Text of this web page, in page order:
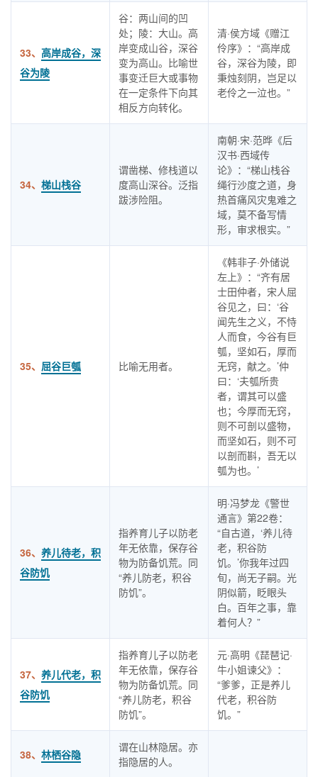
33、 高岸成谷，深
谷为陵
谷：两山间的凹
处；陵：大山。高
岸变成山谷，深谷
变为高山。比喻世
事变迁巨大或事物
在一定条件下向其
相反方向转化。
清·侯方域《赠江
伶序》：“高岸成
谷，深谷为陵，即
秉烛刻阴，岂足以
老伶之一泣也。”
34、 梯山栈谷
谓凿梯、修栈道以
度高山深谷。泛指
跋涉险阻。
南朝·宋·范晔《后
汉书·西域传
论》：“梯山栈谷
绳行沙度之道，身
热首痛风灾鬼难之
域，莫不备写情
形，审求根实。”
35、 屈谷巨瓠 比喻无用者。
《韩非子·外储说
左上》：“齐有居
士田仲者，宋人屈
谷见之，曰：‘谷
闻先生之义，不恃
人而食，今谷有巨
瓠，坚如石，厚而
无窍，献之。’仲
曰：‘夫瓠所贵
者，谓其可以盛
也；今厚而无窍，
则不可剖以盛物，
而坚如石，则不可
以剖而斟，吾无以
瓠为也。’
36、 养儿待老，积
谷防饥
指养育儿子以防老
年无依靠，保存谷
物为防备饥荒。同
“养儿防老，积谷
防饥”。
明·冯梦龙《警世
通言》第22卷：
“自古道，‘养儿待
老，积谷防
饥。’你我年过四
旬，尚无子嗣。光
阴似箭，眨眼头
白。百年之事，靠
着何人？”
37、 养儿代老，积
谷防饥
指养育儿子以防老
年无依靠，保存谷
物为防备饥荒。同
“养儿防老，积谷
防饥”。
元·高明《琵琶记·
牛小姐谏父》：
“爹爹，正是养儿
代老，积谷防
饥。”
38、 林栖谷隐
谓在山林隐居。亦
指隐居的人。